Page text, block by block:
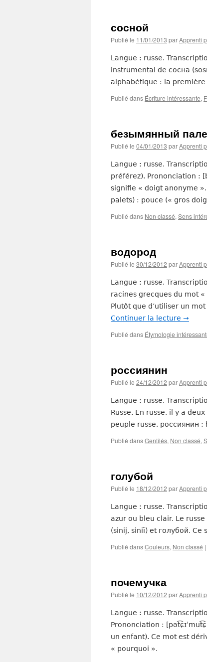
сосной
Publié le 11/01/2013 parApprenti
Langue : russe.
instrumental de сосна
alphabétique : la première
Publié dans Écriture intéressante,
безымянный
Publié le 04/01/2013 parApprenti
Langue : russe.
préférez). Prononciation :
signifie « doigt anonyme
palets) : pouce (« gros
Publié dans Non classé, Sens
водород
Publié le 30/12/2012 parApprenti
Langue : russe.
racines grecques du mot
Plutôt que d’utiliser un
Continuer la lecture →
Publié dans Étymologie
россиянин
Publié le 24/12/2012 parApprenti
Langue : russe.
Russe. En russe, il y a
peuple russe, россиянин
Publié dansGentilés, Non classé,
голубой
Publié le 18/12/2012 parApprenti
Langue : russe.
azur ou bleu clair. Le
(sinij, siniï) et голубой. Ce
Publié dansCouleurs, Non classé |
почемучка
Publié le 10/12/2012 parApprenti
Langue : russe.
Prononciation :
un enfant). Ce mot est
« pourquoi ».